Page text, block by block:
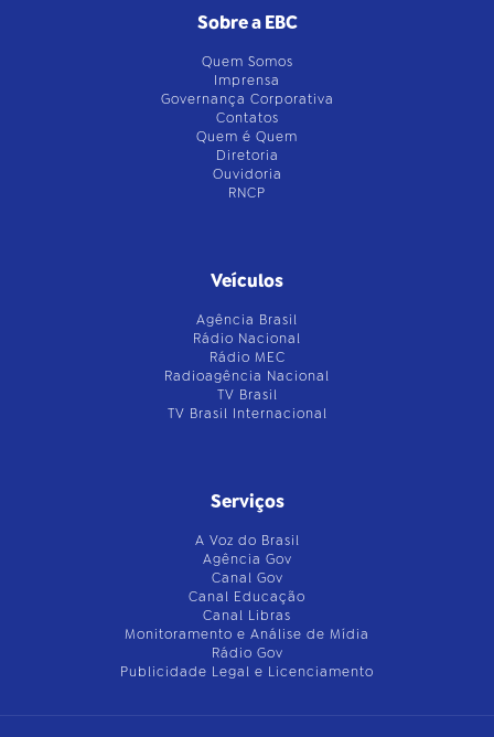
Sobre a EBC
Quem Somos
Imprensa
Governança Corporativa
Contatos
Quem é Quem
Diretoria
Ouvidoria
RNCP
Veículos
Agência Brasil
Rádio Nacional
Rádio MEC
Radioagência Nacional
TV Brasil
TV Brasil Internacional
Serviços
A Voz do Brasil
Agência Gov
Canal Gov
Canal Educação
Canal Libras
Monitoramento e Análise de Mídia
Rádio Gov
Publicidade Legal e Licenciamento